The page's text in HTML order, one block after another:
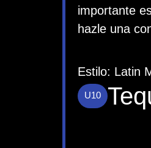
importante
hazle una
Estilo: Latin
U10